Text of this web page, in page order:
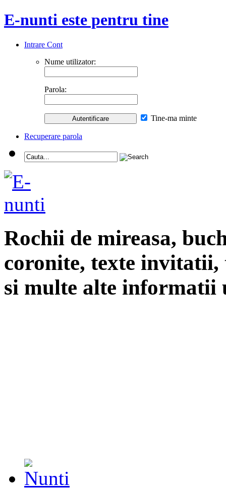
E-nunti este pentru tine
Intrare Cont
Nume utilizator:
Parola:
Tine-ma minte
Recuperare parola
Rochii de mireasa,
coronite, texte
si multe alte informatii